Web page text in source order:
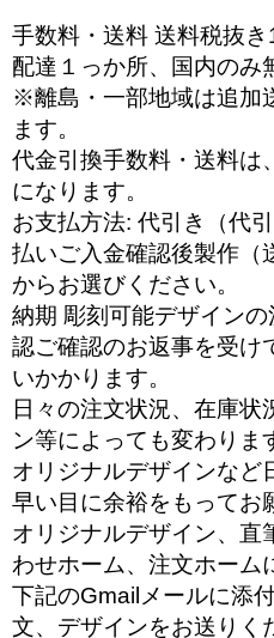
手数料・送料 送料税抜
配達１っか所、国内のみ
※離島・一部地域は追加
ます。
代金引換手数料・送料は
になります。
お支払方法: 代引き（代
払いご入金確認後製作（
からお選びください。
納期 彫刻可能デザイン
認ご確認のお返事を受け
いかかります。
日々の注文状況、在庫状
ン等によっても変わりま
オリジナルデザインなど
早い目に余裕をもってお
オリジナルデザイン、直
わせホーム、注文ホーム
下記のGmailメールに添
文、デザインをお送りく